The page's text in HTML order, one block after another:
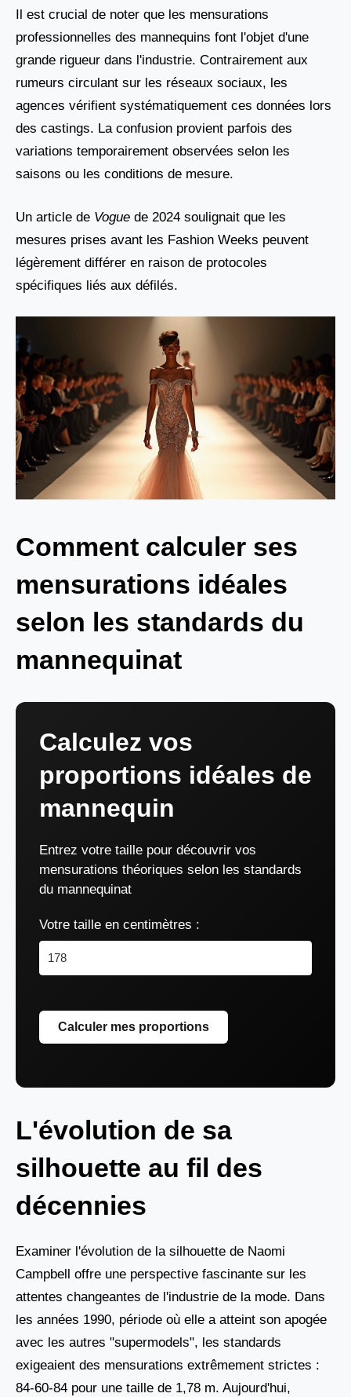
Il est crucial de noter que les mensurations
professionnelles des mannequins font l'objet d'une
grande rigueur dans l'industrie. Contrairement aux
rumeurs circulant sur les réseaux sociaux, les
agences vérifient systématiquement ces données lors
des castings. La confusion provient parfois des
variations temporairement observées selon les
saisons ou les conditions de mesure.
Un article de Vogue de 2024 soulignait que les
mesures prises avant les Fashion Weeks peuvent
légèrement différer en raison de protocoles
spécifiques liés aux défilés.
Comment calculer ses
mensurations idéales
selon les standards du
mannequinat
Calculez vos
proportions idéales de
mannequin
Entrez votre taille pour découvrir vos
mensurations théoriques selon les standards
du mannequinat
Votre taille en centimètres :
Calculer mes proportions
L'évolution de sa
silhouette au fil des
décennies
Examiner l'évolution de la silhouette de Naomi
Campbell offre une perspective fascinante sur les
attentes changeantes de l'industrie de la mode. Dans
les années 1990, période où elle a atteint son apogée
avec les autres "supermodels", les standards
exigeaient des mensurations extrêmement strictes :
84-60-84 pour une taille de 1,78 m. Aujourd'hui,